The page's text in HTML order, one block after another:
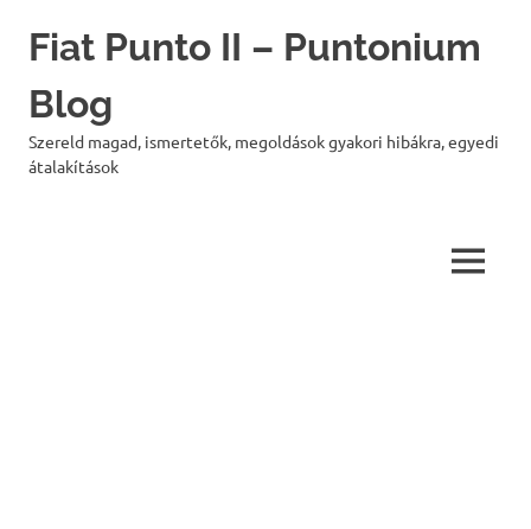
Fiat Punto II – Puntonium
Blog
Szereld magad, ismertetők, megoldások gyakori hibákra, egyedi
átalakítások
MENU